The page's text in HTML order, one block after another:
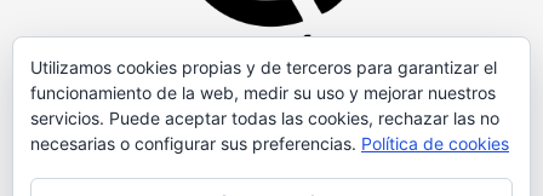
Utilizamos cookies propias y de terceros para garantizar el
funcionamiento de la web, medir su uso y mejorar nuestros
servicios. Puede aceptar todas las cookies, rechazar las no
necesarias o configurar sus preferencias. Política de cookies